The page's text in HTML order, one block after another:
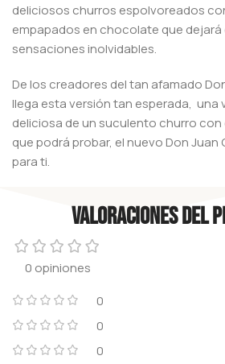
deliciosos churros espolvoreados
empapados en chocolate que dejará
sensaciones inolvidables.
De los creadores del tan afamado
llega esta versión tan esperada, una
deliciosa de un suculento churro
que podrá probar, el nuevo Don Juan
para ti.
Valoraciones del
0 opiniones
0
0
0